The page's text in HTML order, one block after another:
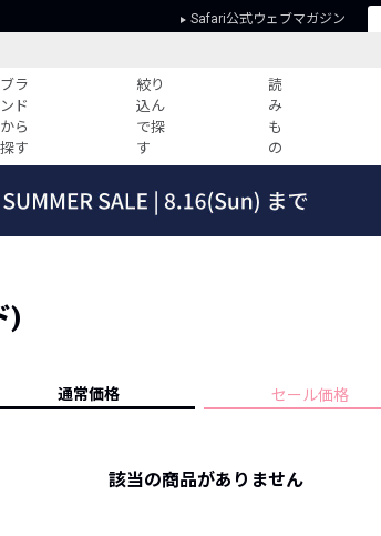
Safari公式ウェブマガジン
ブラ
ンド
から
探す
絞り
込ん
で探
す
読
み
も
の
の記事
介
なコーデ TOP20
記事ランキング
プライバシーポリシー
)
通常価格 セール価格
該当の商品がありません